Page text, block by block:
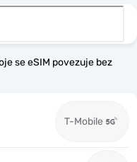
se eSIM povezuje bez
T-Mobile